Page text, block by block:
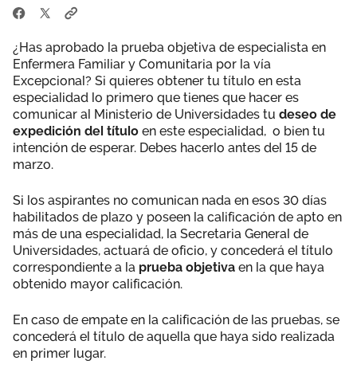
¿Has aprobado la prueba objetiva de especialista en
Enfermera Familiar y Comunitaria por la vía
Excepcional? Si quieres obtener tu título en esta
especialidad lo primero que tienes que hacer es
comunicar al Ministerio de Universidades tu deseo de
expedición del título en este especialidad, o bien tu
intención de esperar. Debes hacerlo antes del 15 de
marzo.
Si los aspirantes no comunican nada en esos 30 días
habilitados de plazo y poseen la calificación de apto en
más de una especialidad, la Secretaria General de
Universidades, actuará de oficio, y concederá el título
correspondiente a la prueba objetiva en la que haya
obtenido mayor calificación.
En caso de empate en la calificación de las pruebas, se
concederá el título de aquella que haya sido realizada
en primer lugar.